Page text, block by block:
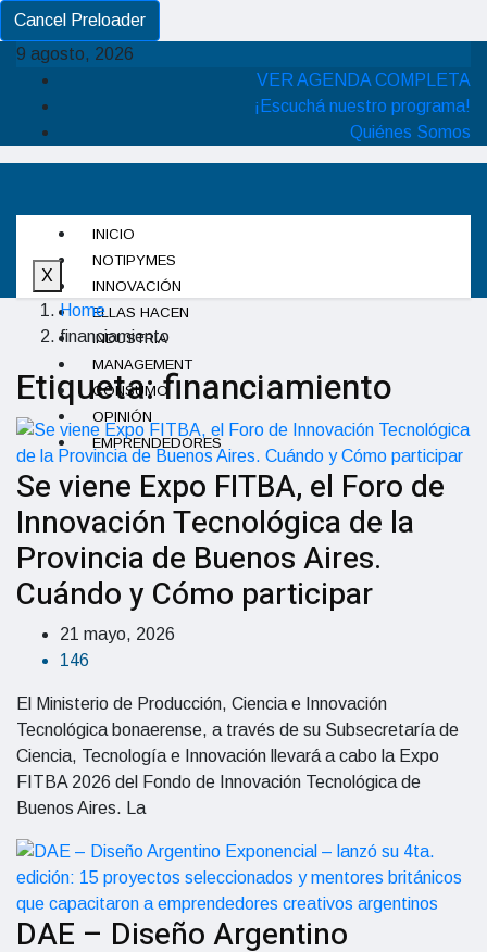
Cancel Preloader
9 agosto, 2026
VER AGENDA COMPLETA
¡Escuchá nuestro programa!
Quiénes Somos
INICIO
NOTIPYMES
INNOVACIÓN
ELLAS HACEN
INDUSTRIA
MANAGEMENT
CONSUMO
OPINIÓN
EMPRENDEDORES
X
Home
financiamiento
Etiqueta:financiamiento
Se viene Expo FITBA, el Foro de
Innovación Tecnológica de la
Provincia de Buenos Aires.
Cuándo y Cómo participar
21 mayo, 2026
146
El Ministerio de Producción, Ciencia e Innovación
Tecnológica bonaerense, a través de su Subsecretaría de
Ciencia, Tecnología e Innovación llevará a cabo la Expo
FITBA 2026 del Fondo de Innovación Tecnológica de
Buenos Aires. La
DAE – Diseño Argentino